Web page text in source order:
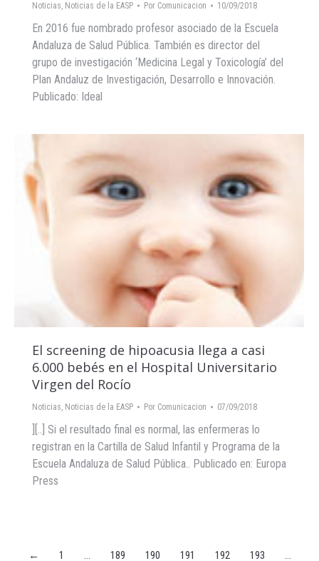
Noticias, Noticias de la EASP Por Comunicacion 10/09/2018
En 2016 fue nombrado profesor asociado de la Escuela
Andaluza de Salud Pública. También es director del
grupo de investigación ‘Medicina Legal y Toxicología’ del
Plan Andaluz de Investigación, Desarrollo e Innovación.
Publicado: Ideal
El screening de hipoacusia llega a casi
6.000 bebés en el Hospital Universitario
Virgen del Rocío
Noticias, Noticias de la EASP Por Comunicacion 07/09/2018
][..] Si el resultado final es normal, las enfermeras lo
registran en la Cartilla de Salud Infantil y Programa de la
Escuela Andaluza de Salud Pública.. Publicado en: Europa
Press
← 1 189 190 191 192 193